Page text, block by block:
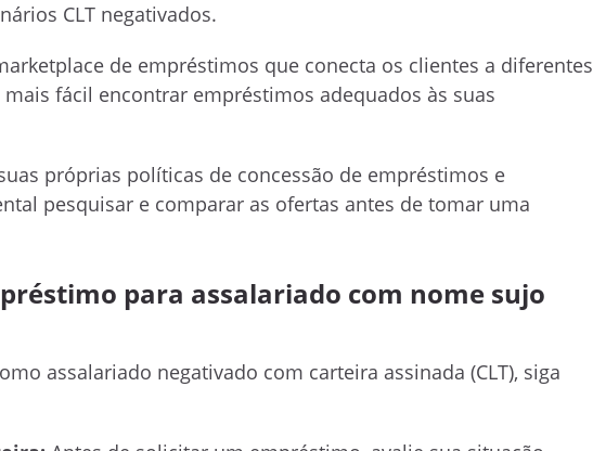
CLT negativados.
de empréstimos que conecta os clientes a diferentes
fácil encontrar empréstimos adequados às suas
próprias políticas de concessão de empréstimos e
pesquisar e comparar as ofertas antes de tomar uma
para assalariado com nome sujo
assalariado negativado com carteira assinada (CLT), siga